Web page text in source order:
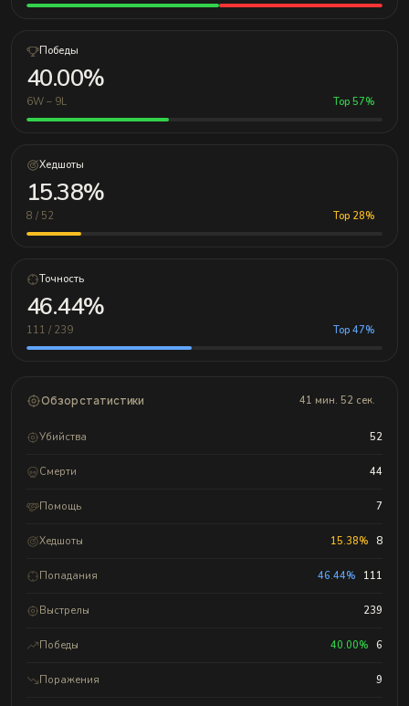
Победы
40.00%
6W – 9L Top 57%
Хедшоты
15.38%
8 / 52 Top 28%
Точность
46.44%
111 / 239 Top 47%
Обзор статистики 41 мин. 52 сек.
Убийства 52
Смерти 44
Помощь 7
Хедшоты 15.38% 8
Попадания 46.44% 111
Выстрелы 239
Победы 40.00% 6
Поражения 9